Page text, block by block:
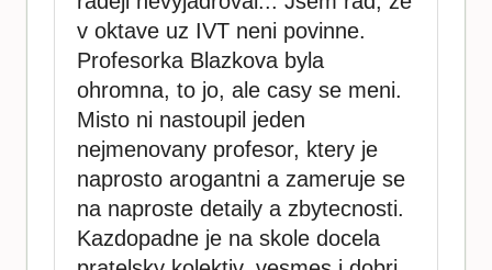
v oktave uz IVT neni povinne.
Profesorka Blazkova byla
ohromna, to jo, ale casy se meni.
Misto ni nastoupil jeden
nejmenovany profesor, ktery je
naprosto arogantni a zameruje se
na naproste detaily a zbytecnosti.
Kazdopadne je na skole docela